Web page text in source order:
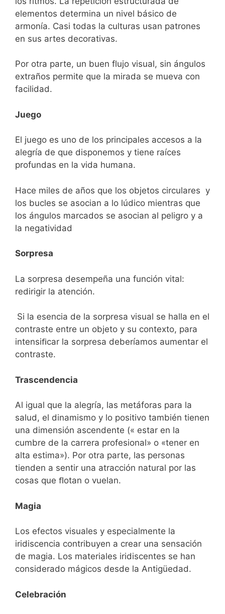
elementos determina un nivel básico de
armonía. Casi todas la culturas usan patrones
en sus artes decorativas.
Por otra parte, un buen flujo visual, sin ángulos
extraños permite que la mirada se mueva con
facilidad.
Juego
El juego es uno de los principales accesos a la
alegría de que disponemos y tiene raíces
profundas en la vida humana.
Hace miles de años que los objetos circulares y
los bucles se asocian a lo lúdico mientras que
los ángulos marcados se asocian al peligro y a
la negatividad
Sorpresa
La sorpresa desempeña una función vital:
redirigir la atención.
Si la esencia de la sorpresa visual se halla en el
contraste entre un objeto y su contexto, para
intensiﬁcar la sorpresa deberíamos aumentar el
contraste.
Trascendencia
Al igual que la alegría, las metáforas para la
salud, el dinamismo y lo positivo también tienen
una dimensión ascendente (« estar en la
cumbre de la carrera profesional» o «tener en
alta estima»). Por otra parte, las personas
tienden a sentir una atracción natural por las
cosas que ﬂotan o vuelan.
Magia
Los efectos visuales y especialmente la
iridiscencia contribuyen a crear una sensación
de magia. Los materiales iridiscentes se han
considerado mágicos desde la Antigüedad.
Celebración